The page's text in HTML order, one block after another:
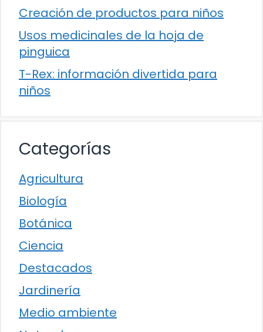
Creación de productos para niños
Usos medicinales de la hoja de
pinguica
T-Rex: información divertida para
niños
Categorías
Agricultura
Biología
Botánica
Ciencia
Destacados
Jardinería
Medio ambiente